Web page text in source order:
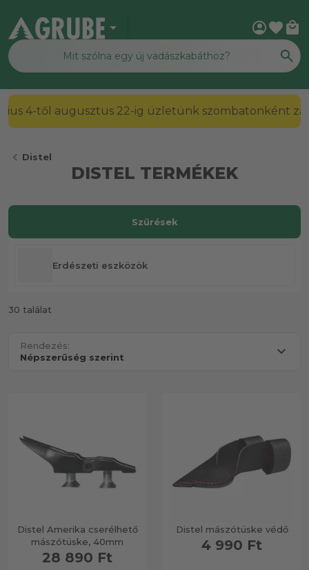
arrow_drop_down account_circlefavorite local_mall
2026. július 4-től augusztus 22-ig üzletünk
chevron_left Distel
DISTEL TERMÉKEK
Erdészeti eszközök
30 találat
Rendezés:
Distel Amerika cserélhető
mászótüske, 40mm
28 890 Ft
Distel mászótüske védő
4 990 Ft
Szűrések